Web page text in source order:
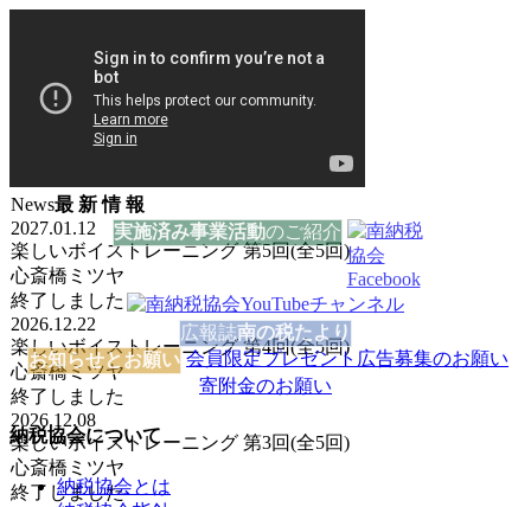
News最 新 情 報
終了しました
決算期別説明会
ダウンロード期限：8月31日(月)まで
終了しました
終了しました
2027.01.12
楽しいボイストレーニング 第5回(全5回)
心斎橋ミツヤ
終了しました
2026.12.22
楽しいボイストレーニング 第4回(全5回)
心斎橋ミツヤ
終了しました
2026.12.08
楽しいボイストレーニング 第3回(全5回)
心斎橋ミツヤ
終了しました
実施済み事業活動のご紹介
広報誌南の税たより
お知らせとお願い 会員限定プレゼント 広告募集のお願い
寄附金のお願い
納税協会について
納税協会とは